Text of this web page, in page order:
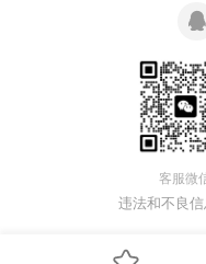
客服微
违法和不良